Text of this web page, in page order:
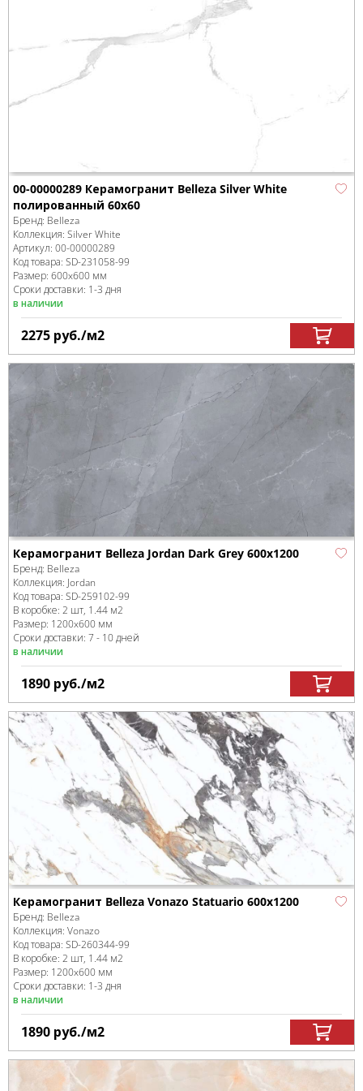
00-00000289 Керамогранит Belleza Silver White
полированный 60х60
Бренд: Belleza
Коллекция: Silver White
Артикул: 00-00000289
Код товара: SD-231058-99
Размер: 600x600 мм
Сроки доставки: 1-3 дня
в наличии
2275 руб./м2
Керамогранит Belleza Jordan Dark Grey 600x1200
Бренд: Belleza
Коллекция: Jordan
Код товара: SD-259102-99
В коробке: 2 шт, 1.44 м2
Размер: 1200x600 мм
Сроки доставки: 7 - 10 дней
в наличии
1890 руб./м2
Керамогранит Belleza Vonazo Statuario 600x1200
Бренд: Belleza
Коллекция: Vonazo
Код товара: SD-260344-99
В коробке: 2 шт, 1.44 м2
Размер: 1200x600 мм
Сроки доставки: 1-3 дня
в наличии
1890 руб./м2